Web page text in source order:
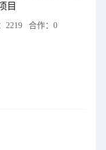
目
2219 合作： 0